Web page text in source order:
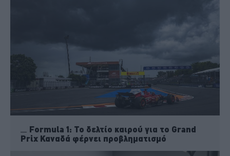
Formula 1: Το δελτίο καιρού για το Grand
Prix Καναδά φέρνει προβληματισμό